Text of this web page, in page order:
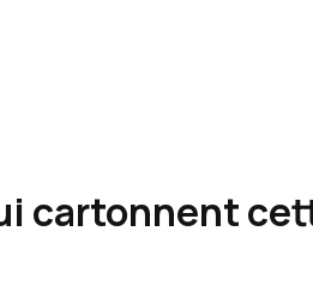
cartonnent